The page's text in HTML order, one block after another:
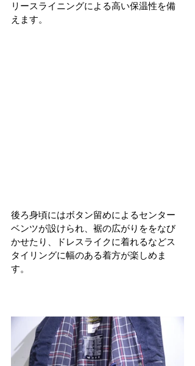
リースライニングによる高い保温性を備
えます。
後ろ身頃にはボタン留めによるセンター
ベンツが設けられ、裾の広がりををなび
かせたり、ドレスライクに着れるなどス
タイリングに幅のある着方が楽しめま
す。